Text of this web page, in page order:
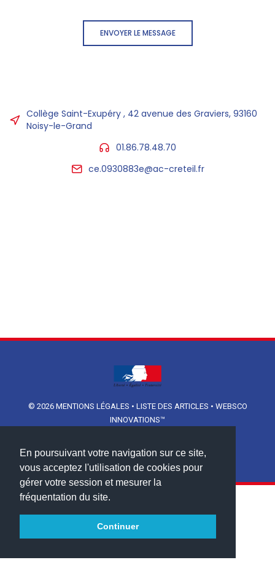
En poursuivant votre navigation sur ce site,
vous acceptez l'utilisation de cookies pour
gérer votre session et mesurer la
fréquentation du site.
Continuer
ENVOYER LE MESSAGE
Collège Saint-Exupéry , 42 avenue des Graviers, 93160
Noisy-le-Grand
01.86.78.48.70
ce.0930883e@ac-creteil.fr
© 2026 MENTIONS LÉGALES • LISTE DES ARTICLES • WEBSCO
INNOVATIONS™